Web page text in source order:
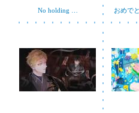
No holding … おめで